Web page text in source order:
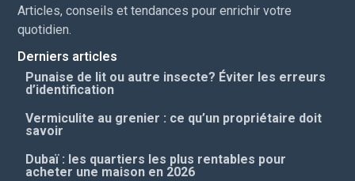
Articles, conseils et tendances pour enrichir votre
quotidien.
Derniers articles
Punaise de lit ou autre insecte? Éviter les erreurs
d’identification
Vermiculite au grenier : ce qu’un propriétaire doit
savoir
Dubaï : les quartiers les plus rentables pour
acheter une maison en 2026